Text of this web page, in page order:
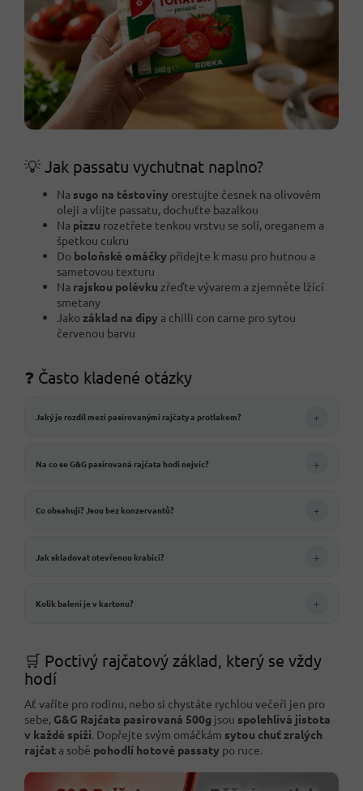
💡 Jak passatu vychutnat naplno?
Na sugo na těstoviny orestujte česnek na olivovém
oleji a vlijte passatu, dochuťte bazalkou
Na pizzu rozetřete tenkou vrstvu se solí, oreganem a
špetkou cukru
Do boloňské omáčky přidejte k masu pro hutnou a
sametovou texturu
Na rajskou polévku zřeďte vývarem a zjemněte lžící
smetany
Jakozáklad na dipy a chilli con carne pro sytou
červenou barvu
❓ Často kladené otázky
Jaký je rozdíl mezi pasírovanými rajčaty a protlakem? +
Na co se G&G pasírovaná rajčata hodí nejvíc? +
Co obsahují? Jsou bez konzervantů? +
Jak skladovat otevřenou krabici? +
Kolik balení je v kartonu? +
🛒 Poctivý rajčatový základ, který se vždy
hodí
Ať vaříte pro rodinu, nebo si chystáte rychlou večeři jen pro
sebe, G&G Rajčata pasírovaná 500g jsou spolehlivá jistota
v každé spíži. Dopřejte svým omáčkám sytou chuť zralých
rajčat a sobě pohodlí hotové passaty po ruce.